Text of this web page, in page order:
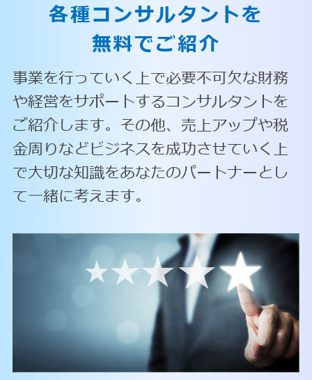
各種コンサルタントを
無料でご紹介
事業を行っていく上で必要不可欠な財務
や経営をサポートするコンサルタントを
ご紹介します。その他、売上アップや税
金周りなどビジネスを成功させていく上
で大切な知識をあなたのパートナーとし
て一緒に考えます。